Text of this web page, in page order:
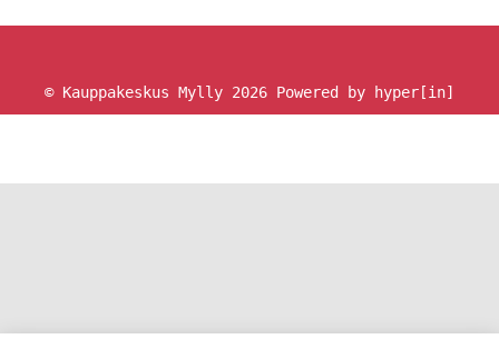
© Kauppakeskus Mylly 2026 Powered by hyper[in]